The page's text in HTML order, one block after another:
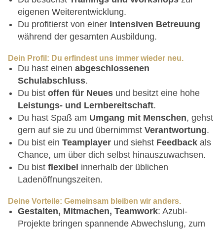
eigenen Weiterentwicklung.
Du profitierst von einer intensiven Betreuung
während der gesamten Ausbildung.
Dein Profil: Du erfindest uns immer wieder neu.
Du hast einen abgeschlossenen
Schulabschluss.
Du bist offen für Neues und besitzt eine hohe
Leistungs- und Lernbereitschaft.
Du hast Spaß am Umgang mit Menschen, gehst
gern auf sie zu und übernimmst Verantwortung.
Du bist ein Teamplayer und siehst Feedback als
Chance, um über dich selbst hinauszuwachsen.
Du bist flexibel innerhalb der üblichen
Ladenöffnungszeiten.
Deine Vorteile: Gemeinsam bleiben wir anders.
Gestalten, Mitmachen, Teamwork: Azubi-
Projekte bringen spannende Abwechslung, zum